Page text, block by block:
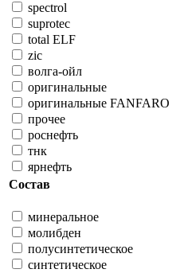
spectrol
suprotec
total ELF
zic
волга-ойл
оригинальные
оригинальные FANFARO
прочее
роснефть
тнк
ярнефть
Состав
минеральное
молибден
полусинтетическое
синтетическое